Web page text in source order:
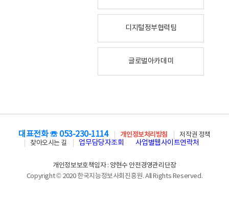
디지털정부협력팀
글로벌아카데미
대표전화 ☏ 053-230-1114 개인정보처리방침
저작권 정책
찾아오시는 길
업무담당자조회 사업별웹사이트연락처
개인정보보호책임자 : 양현수 안전경영관리단장
Copyright © 2020 한국지능정보사회진흥원. All Rights Reserved.